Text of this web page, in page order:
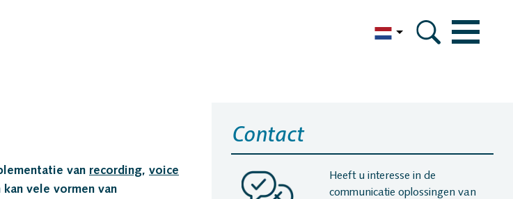
Over Bumicom
Bumicom referenties
van recording, voice
vele vormen van
Contact
Heeft u interesse in de
communicatie oplossingen van